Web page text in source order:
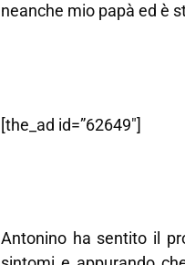
neanche mio papà ed è
[the_ad id=”62649″]
Antonino ha sentito il